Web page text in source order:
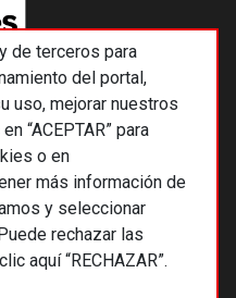
de terceros para
del portal,
uso, mejorar nuestros
“ACEPTAR” para
o en
más información de
y seleccionar
rechazar las
aquí “RECHAZAR”.
SCCL